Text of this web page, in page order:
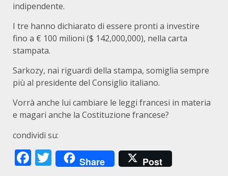
indipendente.
I tre hanno dichiarato di essere pronti a investire
fino a € 100 milioni ($ 142,000,000), nella carta
stampata.
Sarkozy, nai riguardi della stampa, somiglia sempre
più al presidente del Consiglio italiano.
Vorrà anche lui cambiare le leggi francesi in materia
e magari anche la Costituzione francese?
condividi su:
Facebook
Twitter
Share Post